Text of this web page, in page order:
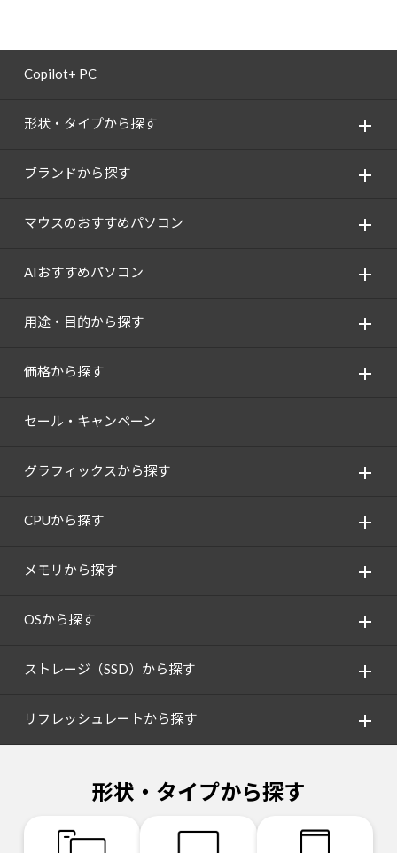
Copilot+ PC
形状・タイプから探す
ブランドから探す
マウスのおすすめパソコン
AIおすすめパソコン
用途・目的から探す
価格から探す
セール・キャンペーン
グラフィックスから探す
CPUから探す
メモリから探す
OSから探す
ストレージ（SSD）から探す
リフレッシュレートから探す
形状・タイプから探す